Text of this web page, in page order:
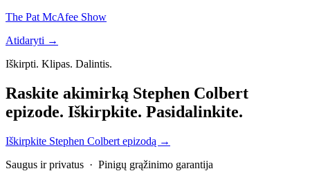
The Pat McAfee Show
Atidaryti →
Iškirpti. Klipas. Dalintis.
Raskite akimirką Stephen Colbert
epizode. Iškirpkite. Pasidalinkite.
Iškirpkite Stephen Colbert epizodą →
Saugus ir privatus · Pinigų grąžinimo garantija